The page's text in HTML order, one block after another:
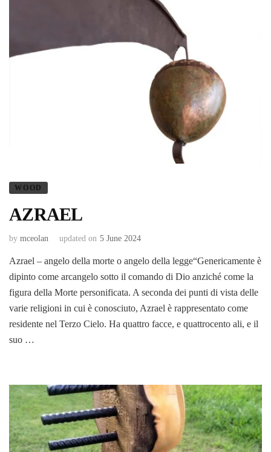
WOOD
AZRAEL
by mceolan updated on 5 June 2024
Azrael – angelo della morte o angelo della legge“Genericamente è
dipinto come arcangelo sotto il comando di Dio anziché come la
figura della Morte personificata. A seconda dei punti di vista delle
varie religioni in cui è conosciuto, Azrael è rappresentato come
residente nel Terzo Cielo. Ha quattro facce, e quattrocento ali, e il
suo …